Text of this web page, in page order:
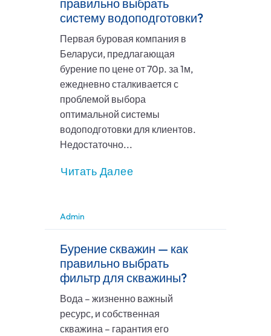
правильно выбрать
систему водоподготовки?
Первая буровая компания в
Беларуси, предлагающая
бурение по цене от 70р. за 1м,
ежедневно сталкивается с
проблемой выбора
оптимальной системы
водоподготовки для клиентов.
Недостаточно...
Читать Далее
Admin
Бурение скважин — как
правильно выбрать
фильтр для скважины?
Вода – жизненно важный
ресурс, и собственная
скважина – гарантия его